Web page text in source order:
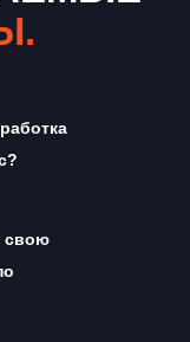
свою